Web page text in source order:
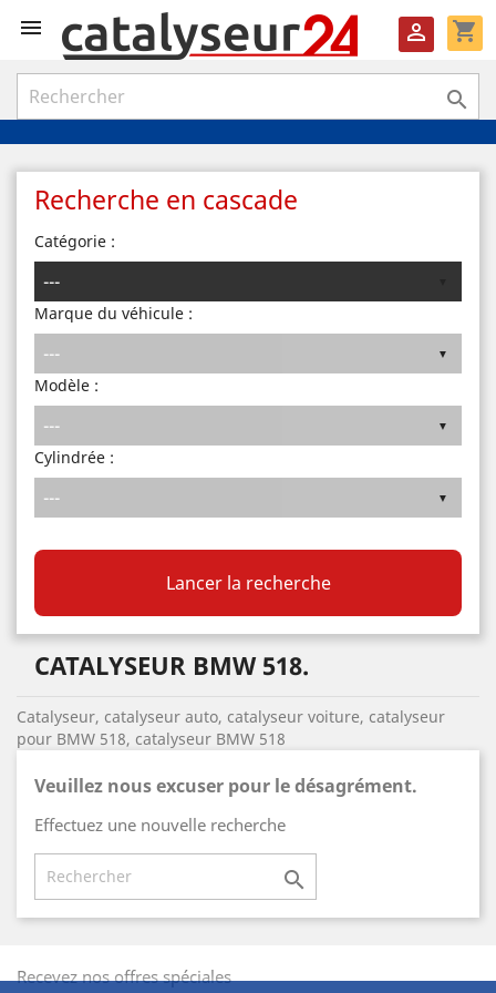
 shopping_cart


Recherche en cascade
Catégorie :
Marque du véhicule :
Modèle :
Cylindrée :
Lancer la recherche
CATALYSEUR BMW 518.
Catalyseur, catalyseur auto, catalyseur voiture, catalyseur
pour BMW 518, catalyseur BMW 518
Veuillez nous excuser pour le désagrément.
Effectuez une nouvelle recherche

Recevez nos offres spéciales